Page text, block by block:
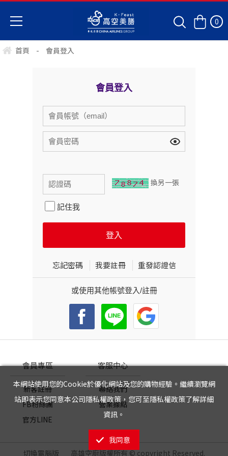
0
首頁 - 會員登入
會員登入
換另一張
記住我
忘記密碼 我要註冊 重發認證信
或使用其他帳號登入/註冊
會員專區
新客註冊
FB粉絲團
官方LINE
客服中心
聯絡我們
營業據點
切換電腦版 高雄空廚版權所有 © copyright Reserved.
本網站使用您的Cookie於優化網站及您的購物經驗。繼續瀏覽網
站即表示您同意本公司隱私權政策，您可至隱私權政策了解詳細
資訊。
我同意